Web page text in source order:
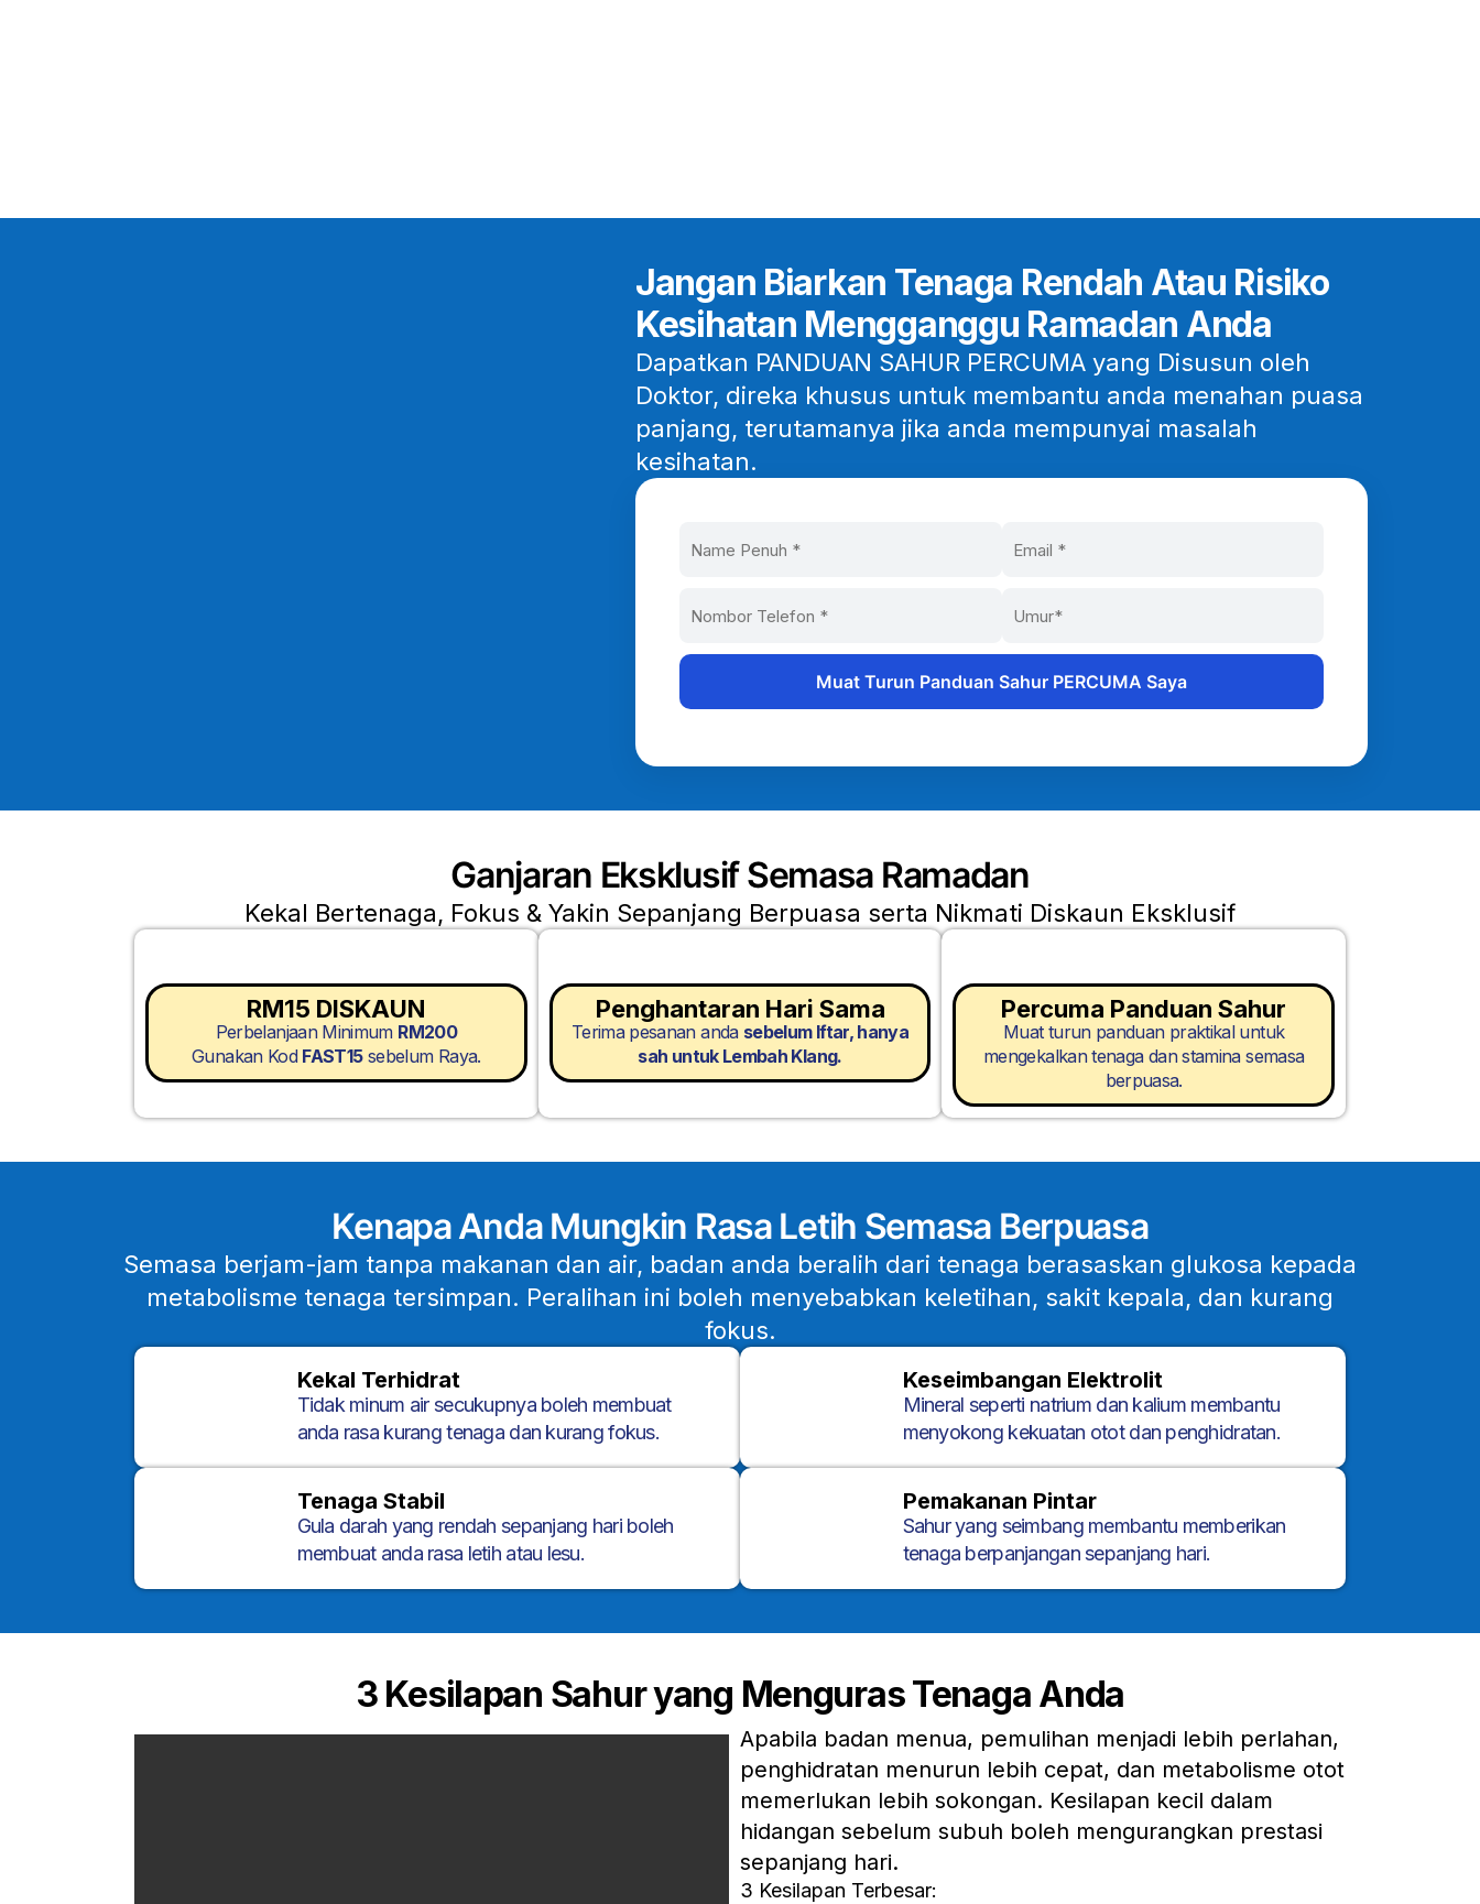
Jangan Biarkan Tenaga Rendah Atau Risiko
Kesihatan Mengganggu Ramadan Anda
Dapatkan PANDUAN SAHUR PERCUMA yang Disusun oleh
Doktor, direka khusus untuk membantu anda menahan puasa
panjang, terutamanya jika anda mempunyai masalah
kesihatan.
Ganjaran Eksklusif Semasa Ramadan
Kekal Bertenaga, Fokus & Yakin Sepanjang Berpuasa serta Nikmati Diskaun Eksklusif
RM15 DISKAUN
Perbelanjaan Minimum RM200
Gunakan Kod FAST15sebelum Raya.
Penghantaran Hari Sama
Terima pesanan anda sebelum Iftar, hanya
sah untuk Lembah Klang.
Percuma Panduan Sahur
Muat turun panduan praktikal untuk
mengekalkan tenaga dan stamina semasa
berpuasa.
Kenapa Anda Mungkin Rasa Letih Semasa Berpuasa
Semasa berjam-jam tanpa makanan dan air, badan anda beralih dari tenaga berasaskan glukosa kepada
metabolisme tenaga tersimpan. Peralihan ini boleh menyebabkan keletihan, sakit kepala, dan kurang
fokus.
Kekal Terhidrat
Tidak minum air secukupnya boleh membuat
anda rasa kurang tenaga dan kurang fokus.
Keseimbangan Elektrolit
Mineral seperti natrium dan kalium membantu
menyokong kekuatan otot dan penghidratan.
Tenaga Stabil
Gula darah yang rendah sepanjang hari boleh
membuat anda rasa letih atau lesu.
Pemakanan Pintar
Sahur yang seimbang membantu memberikan
tenaga berpanjangan sepanjang hari.
3 Kesilapan Sahur yang Menguras Tenaga Anda
Apabila badan menua, pemulihan menjadi lebih perlahan,
penghidratan menurun lebih cepat, dan metabolisme otot
memerlukan lebih sokongan. Kesilapan kecil dalam
hidangan sebelum subuh boleh mengurangkan prestasi
sepanjang hari.
3 Kesilapan Terbesar: